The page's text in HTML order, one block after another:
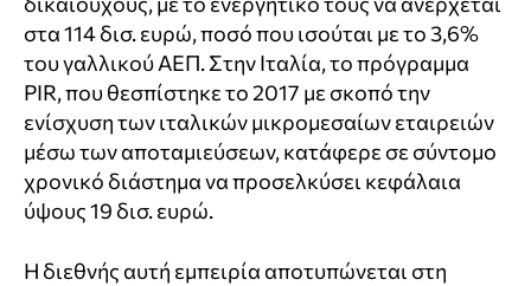
στα 114 δισ. ευρώ, ποσό που ισούται με το 3,6%
του γαλλικού ΑΕΠ. Στην Ιταλία, το πρόγραμμα
PIR, που θεσπίστηκε το 2017 με σκοπό την
ενίσχυση των ιταλικών μικρομεσαίων εταιρειών
μέσω των αποταμιεύσεων, κατάφερε σε σύντομο
χρονικό διάστημα να προσελκύσει κεφάλαια
ύψους 19 δισ. ευρώ.
Η διεθνής αυτή εμπειρία αποτυπώνεται στη